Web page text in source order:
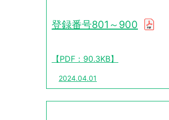
登録番号801～900
【PDF：90.3KB】
2024.04.01